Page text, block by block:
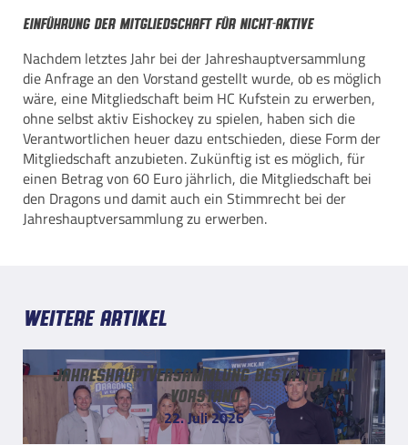
Einführung der Mitgliedschaft für Nicht-Aktive
Nachdem letztes Jahr bei der Jahreshauptversammlung
die Anfrage an den Vorstand gestellt wurde, ob es möglich
wäre, eine Mitgliedschaft beim HC Kufstein zu erwerben,
ohne selbst aktiv Eishockey zu spielen, haben sich die
Verantwortlichen heuer dazu entschieden, diese Form der
Mitgliedschaft anzubieten. Zukünftig ist es möglich, für
einen Betrag von 60 Euro jährlich, die Mitgliedschaft bei
den Dragons und damit auch ein Stimmrecht bei der
Jahreshauptversammlung zu erwerben.
Weitere Artikel
Jahreshauptversammlung bestätigt HCK
Vorstand
22. Juli 2026